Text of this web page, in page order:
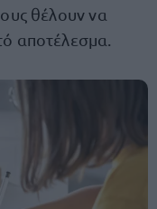
θέλουν να
αποτέλεσμα.